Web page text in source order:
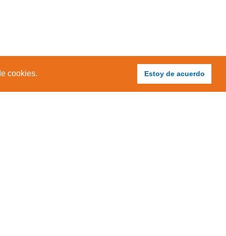
cookies. Estoy de acuerdo